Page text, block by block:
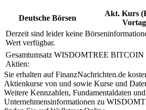
Deutsche Börsen
Akt. Kurs
Vortag
Derzeit sind leider keine
Wert verfügbar.
Gesamtumsatz WISDOMTREE
Aktien:
Sie erhalten auf FinanzNachrichten.de
Aktienkurse von und sowie Kurse und
Weitere Kennzahlen, Fundamentaldaten und
Unternehmensinformationen zu